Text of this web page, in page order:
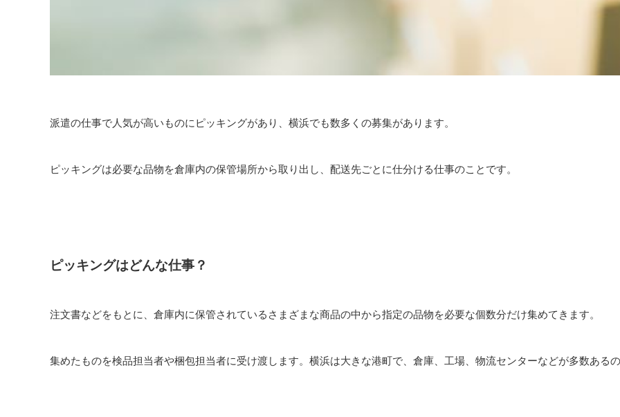
派遣の仕事で人気が高いものにピッキングがあり、横浜でも数多くの募集があります。
ピッキングは必要な品物を倉庫内の保管場所から取り出し、配送先ごとに仕分ける仕事のことです。
ピッキングはどんな仕事？
注文書などをもとに、倉庫内に保管されているさまざまな商品の中から指定の品物を必要な個数分だけ集めてきます。
集めたものを検品担当者や梱包担当者に受け渡します。横浜は大きな港町で、倉庫、工場、物流センターなどが多数ある